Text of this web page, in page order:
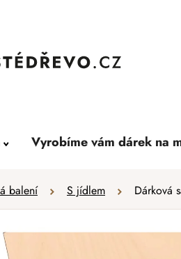
Vyrobíme vám dárek na
balení S jídlem Dárková